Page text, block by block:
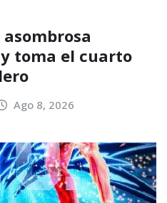
toma el cuarto
Ago 8, 2026